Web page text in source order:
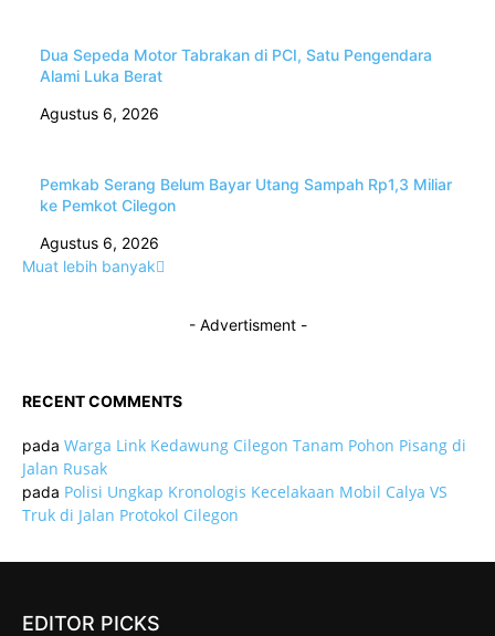
Dua Sepeda Motor Tabrakan di PCI, Satu Pengendara
Alami Luka Berat
Agustus 6, 2026
Pemkab Serang Belum Bayar Utang Sampah Rp1,3 Miliar
ke Pemkot Cilegon
Agustus 6, 2026
Muat lebih banyak
- Advertisment -
RECENT COMMENTS
pada Warga Link Kedawung Cilegon Tanam Pohon Pisang di
Jalan Rusak
pada Polisi Ungkap Kronologis Kecelakaan Mobil Calya VS
Truk di Jalan Protokol Cilegon
EDITOR PICKS